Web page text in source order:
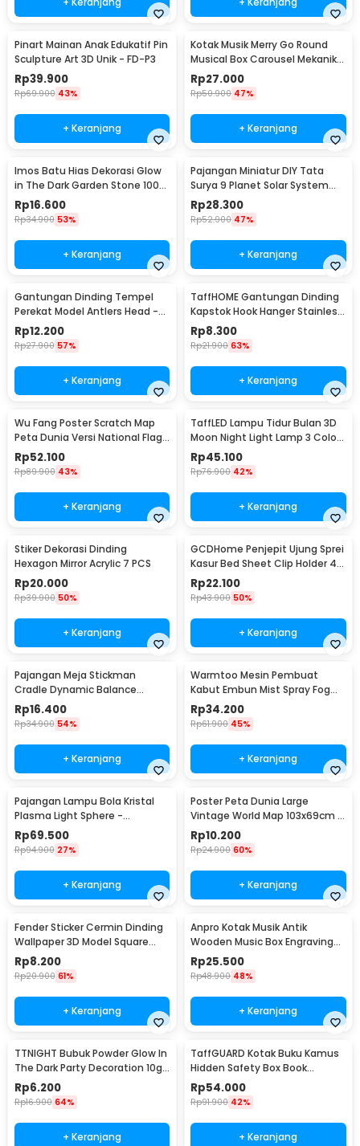
Pinart Mainan Anak Edukatif Pin
Sculpture Art 3D Unik - FD-P3
Rp39.900
Rp69.900 43%
+ Keranjang
Kotak Musik Merry Go Round
Musical Box Carousel Mekanikal
- HD-Y02
Rp27.000
Rp50.900 47%
+ Keranjang
Imos Batu Hias Dekorasi Glow
in The Dark Garden Stone 100
PCS - HC0043
Rp16.600
Rp34.900 53%
+ Keranjang
Pajangan Miniatur DIY Tata
Surya 9 Planet Solar System
Planetary - 2135
Rp28.300
Rp52.900 47%
+ Keranjang
Gantungan Dinding Tempel
Perekat Model Antlers Head -
MU03
Rp12.200
Rp27.900 57%
+ Keranjang
TaffHOME Gantungan Dinding
Kapstok Hook Hanger Stainless
Steel 201 - MT11
Rp8.300
Rp21.900 63%
+ Keranjang
Wu Fang Poster Scratch Map
Peta Dunia Versi National Flag
- ZJP-M018
Rp52.100
Rp89.900 43%
+ Keranjang
TaffLED Lampu Tidur Bulan 3D
Moon Night Light Lamp 3 Color
8cm 1W 5V - LD002701
Rp45.100
Rp76.900 42%
+ Keranjang
Stiker Dekorasi Dinding
Hexagon Mirror Acrylic 7 PCS
Rp20.000
Rp39.900 50%
+ Keranjang
GCDHome Penjepit Ujung Sprei
Kasur Bed Sheet Clip Holder 4
PCS - FS-1809
Rp22.100
Rp43.900 50%
+ Keranjang
Pajangan Meja Stickman
Cradle Dynamic Balance
Instrument Ball Pendulum
Rp16.400
Rp34.900 54%
+ Keranjang
Warmtoo Mesin Pembuat
Kabut Embun Mist Spray Fog
Maker 12 LED 24V - WT01
Rp34.200
Rp61.900 45%
+ Keranjang
Pajangan Lampu Bola Kristal
Plasma Light Sphere -
ZC211700
Rp69.500
Rp94.900 27%
+ Keranjang
Poster Peta Dunia Large
Vintage World Map 103x69cm -
N401
Rp10.200
Rp24.900 60%
+ Keranjang
Fender Sticker Cermin Dinding
Wallpaper 3D Model Square
Mirror 9 PCS - Q353
Rp8.200
Rp20.900 61%
+ Keranjang
Anpro Kotak Musik Antik
Wooden Music Box Engraving
Harry Potter - ADQ0194
Rp25.500
Rp48.900 48%
+ Keranjang
TTNIGHT Bubuk Powder Glow In
The Dark Party Decoration 10g
- T01
Rp6.200
Rp16.900 64%
+ Keranjang
TaffGUARD Kotak Buku Kamus
Hidden Safety Box Book
Password Lock Size S - KB-10P
Rp54.000
Rp91.900 42%
+ Keranjang